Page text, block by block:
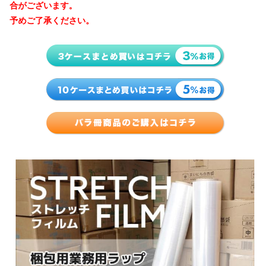
合がございます。
予めご了承ください。